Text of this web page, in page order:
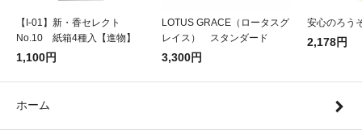
【I-01】新・香セレクト
No.10 紙箱4種入【進物】
1,100円
LOTUS GRACE（ロータスグ
レイス） スタンダード
3,300円
安心のろう
2,178円
ホーム